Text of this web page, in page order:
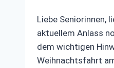
Liebe Seniorinnen,
aktuellem Anlass
dem wichtigen
Weihnachtsfahrt